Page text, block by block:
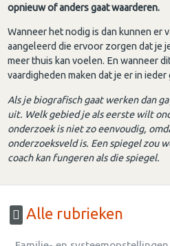
opnieuw of anders gaat waarderen.
Wanneer het nodig is dan kunnen er
aangeleerd die ervoor zorgen dat je
meer thuis kan voelen. En wanneer
vaardigheden maken dat je er in
Als je biografisch gaat werken dan
uit. Welk gebied je als eerste wilt
onderzoek is niet zo eenvoudig,
onderzoeksveld is. Een spiegel zou
coach kan fungeren als die spiegel.
Alle rubrieken